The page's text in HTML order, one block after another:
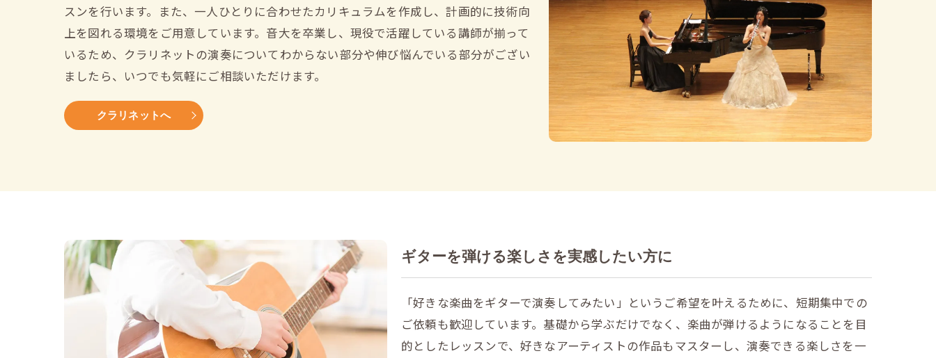
スンを行います。また、一人ひとりに合わせたカリキュラムを作成し、計画的に技術向
上を図れる環境をご用意しています。音大を卒業し、現役で活躍している講師が揃って
いるため、クラリネットの演奏についてわからない部分や伸び悩んでいる部分がござい
ましたら、いつでも気軽にご相談いただけます。
クラリネットへ
ギターを弾ける楽しさを実感したい方に
「好きな楽曲をギターで演奏してみたい」というご希望を叶えるために、短期集中での
ご依頼も歓迎しています。基礎から学ぶだけでなく、楽曲が弾けるようになることを目
的としたレッスンで、好きなアーティストの作品もマスターし、演奏できる楽しさを一